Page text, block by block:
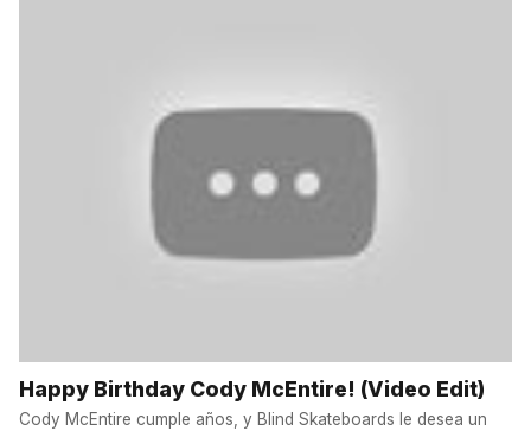
Happy Birthday Cody McEntire! (Video Edit)
Cody McEntire cumple años, y Blind Skateboards le desea un